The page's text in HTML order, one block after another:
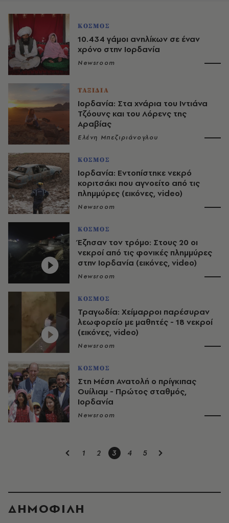
ΚΟΣΜΟΣ
10.434 γάμοι ανηλίκων σε έναν
χρόνο στην Ιορδανία
Newsroom
ΤΑΞΙΔΙΑ
Ιορδανία: Στα χνάρια του Ιντιάνα
Τζόουνς και του Λόρενς της
Αραβίας
Ελένη Μπεζιριάνογλου
ΚΟΣΜΟΣ
Ιορδανία: Εντοπίστηκε νεκρό
κοριτσάκι που αγνoείτο από τις
πλημμύρες (εικόνες, video)
Newsroom
ΚΟΣΜΟΣ
Έζησαν τον τρόμο: Στους 20 οι
νεκροί από τις φονικές πλημμύρες
στην Ιορδανία (εικόνες, video)
Newsroom
ΚΟΣΜΟΣ
Τραγωδία: Χείμαρροι παρέσυραν
λεωφορείο με μαθητές - 18 νεκροί
(εικόνες, video)
Newsroom
ΚΟΣΜΟΣ
Στη Μέση Ανατολή ο πρίγκιπας
Ουίλιαμ - Πρώτος σταθμός,
Ιορδανία
Newsroom
1 2 3 4 5
ΔΗΜΟΦΙΛΗ